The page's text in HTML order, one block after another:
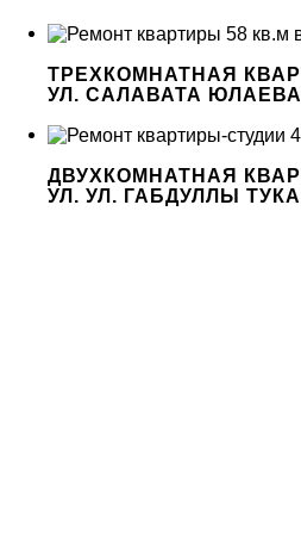
ТРЕХКОМНАТНАЯ
УЛ. САЛАВАТА
ДВУХКОМНАТНАЯ
УЛ. УЛ. ГАБДУЛЛЫ